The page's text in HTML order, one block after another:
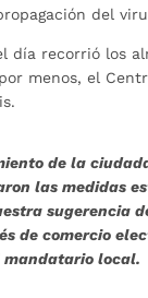
del
día recorrió los
menos, el
de la
las medidas
sugerencia
de comercio
mandatario local.